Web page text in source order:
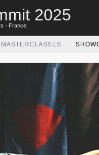
2025
- France
MASTERCLASSES